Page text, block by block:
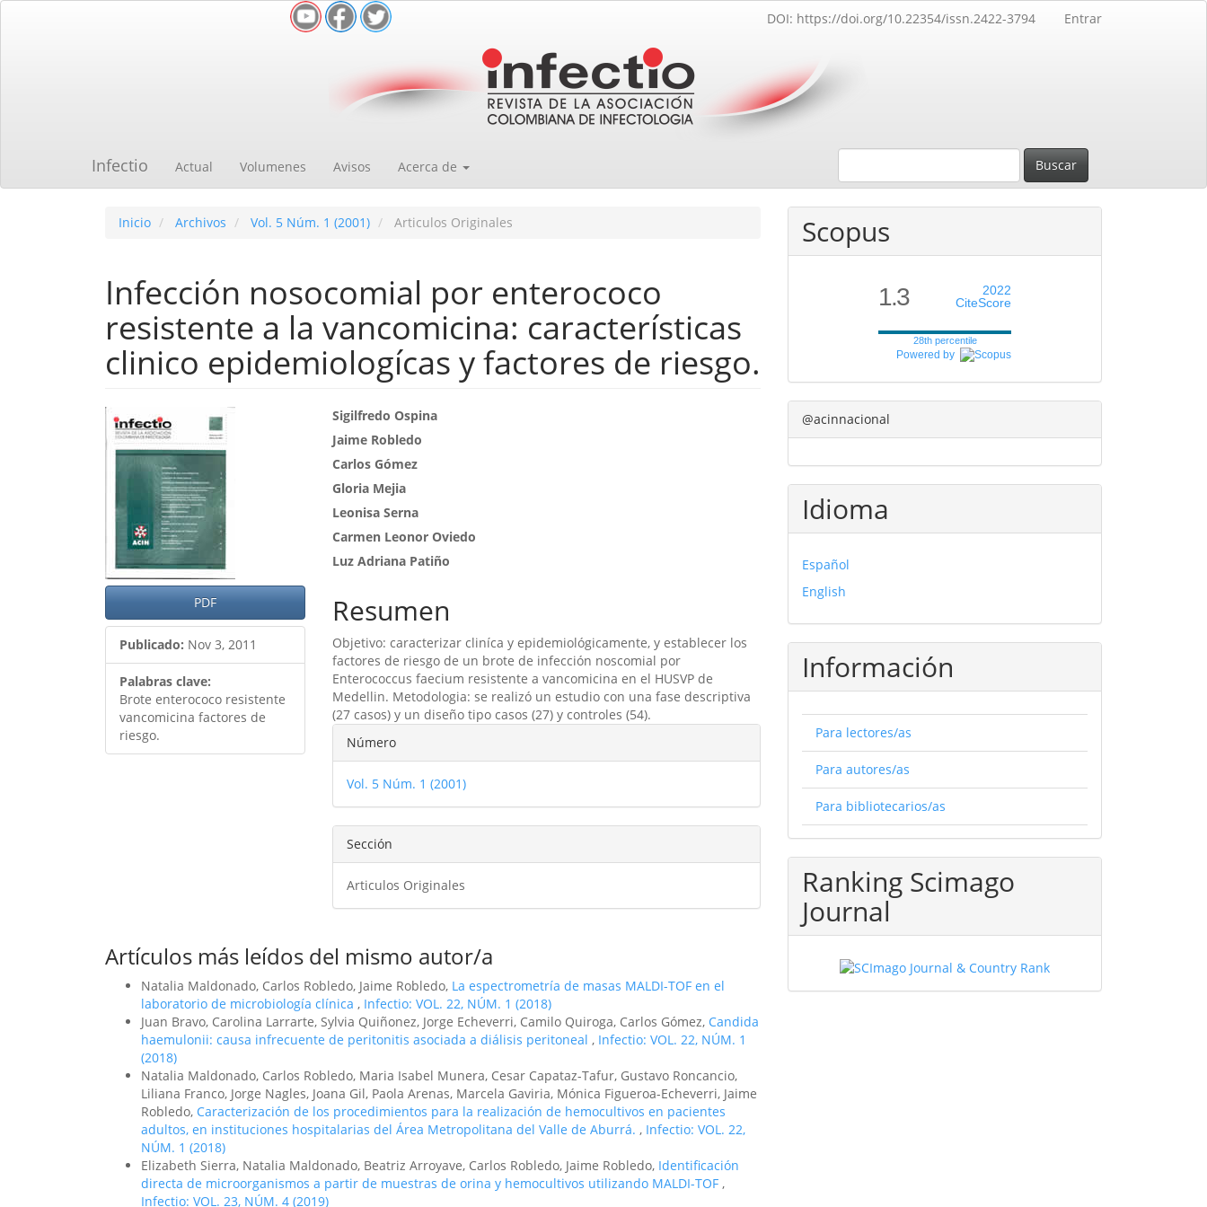
DOI: https://doi.org/10.22354/issn.2422-3794 Entrar
Infectio Actual Volumenes Avisos Acerca de Buscar
Inicio Archivos Vol. 5 Núm. 1 (2001) Articulos Originales
Infección nosocomial por enterococo
resistente a la vancomicina: características
clinico epidemiologícas y factores de riesgo.
Barra
lateral
del
artículo
PDF
Publicado: Nov 3, 2011
Palabras clave:
Brote enterococo resistente
vancomicina factores de
riesgo.
Contenido
principal
del
artículo
Sigilfredo Ospina
Jaime Robledo
Carlos Gómez
Gloria Mejia
Leonisa Serna
Carmen Leonor Oviedo
Luz Adriana Patiño
Resumen
Objetivo: caracterizar cliníca y epidemiológicamente, y establecer los
factores de riesgo de un brote de infección noscomial por
Enterococcus faecium resistente a vancomicina en el HUSVP de
Medellin. Metodologia: se realizó un estudio con una fase descriptiva
(27 casos) y un diseño tipo casos (27) y controles (54).
Detalles
del
artículo
Número
Vol. 5 Núm. 1 (2001)
Sección
Articulos Originales
Artículos más leídos del mismo autor/a
Natalia Maldonado, Carlos Robledo, Jaime Robledo, La espectrometría de masas MALDI-TOF en el
laboratorio de microbiología clínica , Infectio: VOL. 22, NÚM. 1 (2018)
Juan Bravo, Carolina Larrarte, Sylvia Quiñonez, Jorge Echeverri, Camilo Quiroga, Carlos Gómez, Candida
haemulonii: causa infrecuente de peritonitis asociada a diálisis peritoneal , Infectio: VOL. 22, NÚM. 1
(2018)
Natalia Maldonado, Carlos Robledo, Maria Isabel Munera, Cesar Capataz-Tafur, Gustavo Roncancio,
Liliana Franco, Jorge Nagles, Joana Gil, Paola Arenas, Marcela Gaviria, Mónica Figueroa-Echeverri, Jaime
Robledo, Caracterización de los procedimientos para la realización de hemocultivos en pacientes
adultos, en instituciones hospitalarias del Área Metropolitana del Valle de Aburrá. , Infectio: VOL. 22,
NÚM. 1 (2018)
Elizabeth Sierra, Natalia Maldonado, Beatriz Arroyave, Carlos Robledo, Jaime Robledo, Identificación
directa de microorganismos a partir de muestras de orina y hemocultivos utilizando MALDI-TOF ,
Infectio: VOL. 23, NÚM. 4 (2019)
Scopus
1.3
2022
CiteScore
28th percentile
Powered by
@acinnacional
Idioma
Español
English
Información
Para lectores/as
Para autores/as
Para bibliotecarios/as
Ranking Scimago
Journal